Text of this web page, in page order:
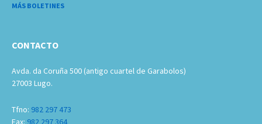
MÁS BOLETINES
CONTACTO
Avda. da Coruña 500 (antigo cuartel de Garabolos)
27003 Lugo.
Tfno: 982 297 473
Fax: 982 297 364